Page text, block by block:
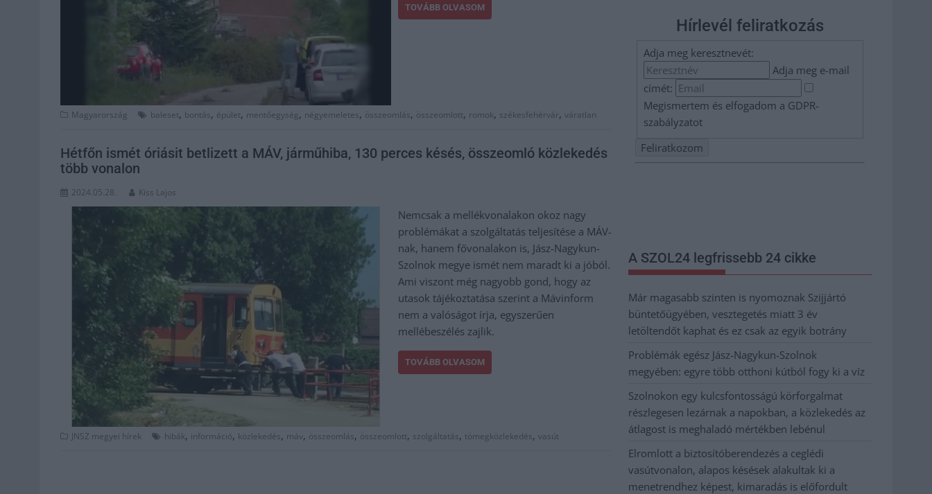
TOVÁBB OLVASOM
Magyarország baleset, bontás, épület, mentőegység, négyemeletes, összeomlás, összeomlott, romok, székesfehérvár, váratlan
Hétfőn ismét óriásit betlizett a MÁV, járműhiba, 130 perces késés, összeomló közlekedés
több vonalon
2024.05.28. Kiss Lajos
Nemcsak a mellékvonalakon okoz nagy
problémákat a szolgáltatás teljesítése a MÁV-
nak, hanem fővonalakon is, Jász-Nagykun-
Szolnok megye ismét nem maradt ki a jóból.
Ami viszont még nagyobb gond, hogy az
utasok tájékoztatása szerint a Mávinform
nem a valóságot írja, egyszerűen
mellébeszélés zajlik.
TOVÁBB OLVASOM
JNSZ megyei hírek hibák, információ, közlekedés, máv, összeomlás, összeomlott, szolgáltatás, tömegközlekedés, vasút
Hírlevél feliratkozás
Adja meg keresztnevét:
Adja meg e-mail
címét:
Megismertem és elfogadom a GDPR-
szabályzatot
A SZOL24 legfrissebb 24 cikke
Már magasabb szinten is nyomoznak Szijjártó
büntetőügyében, vesztegetés miatt 3 év
letöltendőt kaphat és ez csak az egyik botrány
Problémák egész Jász-Nagykun-Szolnok
megyében: egyre több otthoni kútból fogy ki a víz
Szolnokon egy kulcsfontosságú körforgalmat
részlegesen lezárnak a napokban, a közlekedés az
átlagost is meghaladó mértékben lebénul
Elromlott a biztosítóberendezés a ceglédi
vasútvonalon, alapos késések alakultak ki a
menetrendhez képest, kimaradás is előfordult